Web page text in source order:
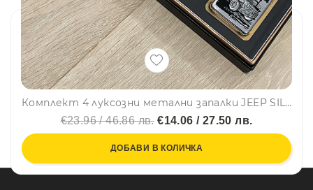
Комплект 4 луксозни метални запалки JEEP SILVER в подаръчна кутия
€23.96 / 46.86 лв.€14.06 / 27.50 лв.
ДОБАВИ В КОЛИЧКА